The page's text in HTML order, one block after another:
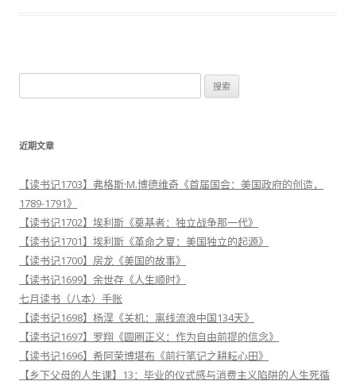
索
近期文章
【读书记1703】弗格斯·M.博德维奇《首届国会：美国政府的创造，
1789-1791》
【读书记1702】埃利斯《奠基者：独立战争那一代》
【读书记1701】埃利斯《革命之夏：美国独立的起源》
【读书记1700】房龙《美国的故事》
【读书记1699】余世存《人生顺时》
七月读书（八本）手账
【读书记1698】杨淏《关机：离线流浪中国134天》
【读书记1697】罗翔《圆圈正义：作为自由前提的信念》
【读书记1696】希阿荣博堪布《前行笔记之耕耘心田》
【乡下父母的人生课】13：毕业的仪式感与消费主义陷阱的人生死循